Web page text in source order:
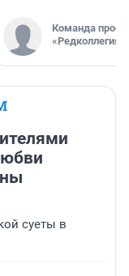
Команда
«Редколлегия»
суеты в